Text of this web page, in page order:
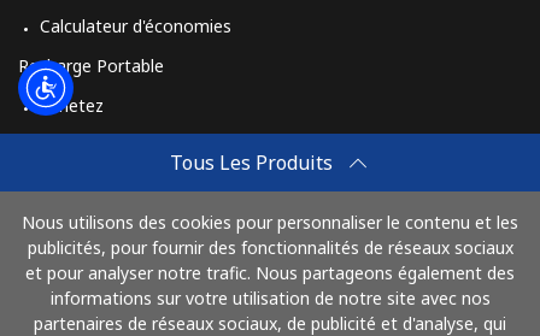
Tous Les Produits
Nous utilisons des cookies pour personnaliser le contenu et les
publicités, pour fournir des fonctionnalités de réseaux sociaux
et pour analyser notre trafic. Nous partageons également des
informations sur votre utilisation de notre site avec nos
partenaires de réseaux sociaux, de publicité et d'analyse, qui
Calculateur d'économies
Recharge Portable
Achetez
Achetez
Mode de fonctionnement